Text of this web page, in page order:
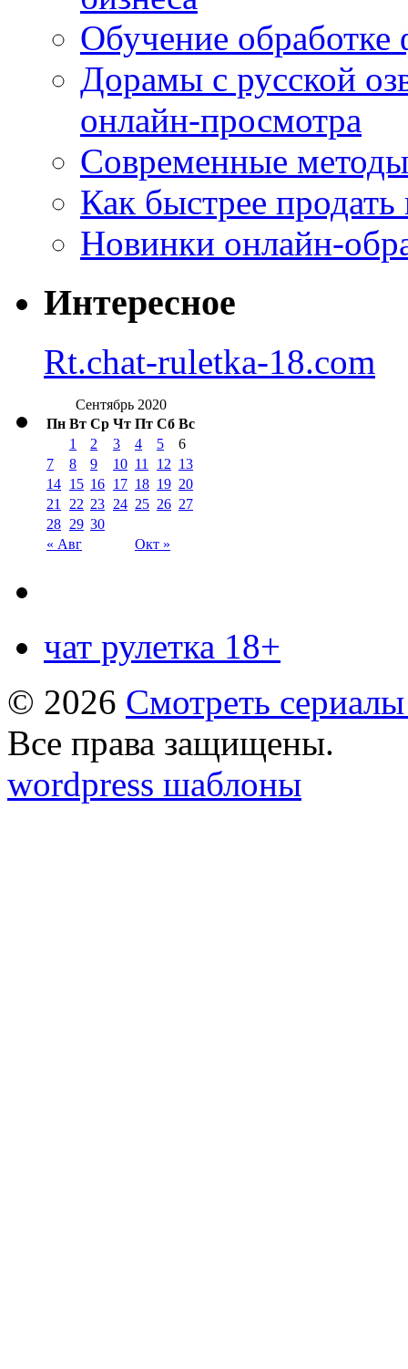
Обучение
Дорамы с русской
онлайн-просмотра
Современные
Как быстрее
Новинки онлайн-
Интересное
Rt.chat-ruletka-18.com
Сентябрь 2020
Пн Вт Ср Чт Пт Сб Вс
« Авг Окт »
1 2 3 4 5
6
7
8 9 10 11 12 13
14 15 16 17 18 19 20
21
22 23 24 25 26 27
28 29 30
чат рулетка 18+
© 2026 Смотреть
Все права защищены.
wordpress шаблоны